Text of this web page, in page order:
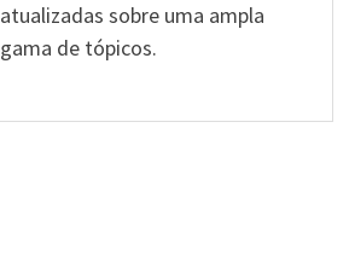
atualizadas sobre uma ampla
gama de tópicos.